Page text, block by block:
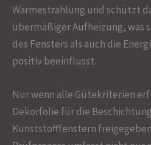
Wärmestrahlung und schützt
übermäßiger Aufheizung, was
des Fensters als auch die
positiv beeinflusst.
Nur wenn alle Gütekriterien
Dekorfolie für die
Kunststofffenstern